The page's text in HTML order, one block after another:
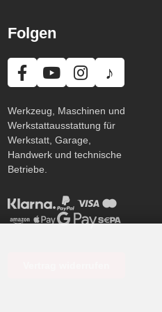
Folgen
♪
Werkzeug, Maschinen und
Werkstattausstattung für
Werkstatt, Garage,
Handwerk und technische
Betriebe.